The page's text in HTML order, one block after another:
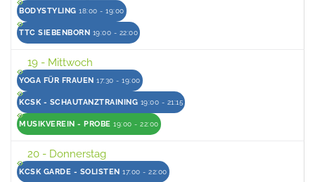
BODYSTYLING 18:00 - 19:00
TTC SIEBENBORN 19:00 - 22:00
19 - Mittwoch
YOGA FÜR FRAUEN 17:30 - 19:00
KCSK - SCHAUTANZTRAINING 19:00 - 21:15
MUSIKVEREIN - PROBE 19:00 - 22:00
20 - Donnerstag
KCSK GARDE - SOLISTEN 17:00 - 22:00